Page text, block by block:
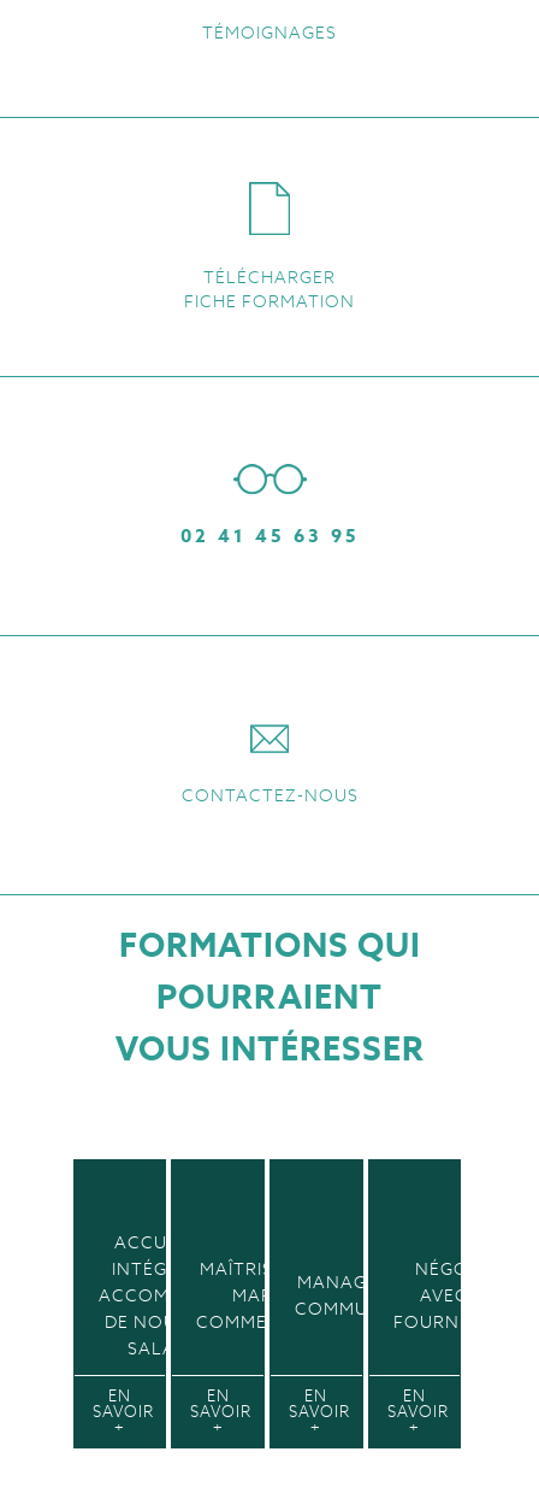
TÉMOIGNAGES
TÉLÉCHARGER
FICHE FORMATION
02 41 45 63 95
CONTACTEZ-NOUS
FORMATIONS QUI
POURRAIENT
VOUS INTÉRESSER
ACCUEILLIR,
INTÉGRER ET
ACCOMPAGNER
DE NOUVEAUX
SALARIÉS
EN
SAVOIR
+
MAÎTRISER VOS
MARGES
COMMERCIALES
EN
SAVOIR
+
MANAGEMENT ET
COMMUNICATION
EN
SAVOIR
+
NÉGOCIER
AVEC SES
FOURNISSEURS
EN
SAVOIR
+